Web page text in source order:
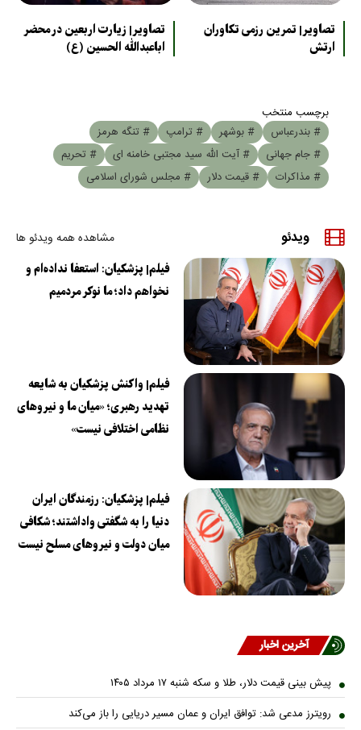
تصاویر| تمرین رزمی تکاوران
ارتش
تصاویر| زیارت اربعین در محضر
اباعبدالله الحسین (ع)
برچسب منتخب
# بندرعباس
# بوشهر # ترامپ
# تنگه هرمز
# جام جهانی
# آیت الله سید مجتبی خامنه ای
# تحریم
# مذاکرات
# قیمت دلار # مجلس شورای اسلامی
ویدئو مشاهده همه ویدئو ها
فیلم| پزشکیان: استعفا نداده‌ام و
نخواهم داد؛ ما نوکر مردمیم
فیلم| واکنش پزشکیان به شایعه
تهدید رهبری؛ «میان ما و نیروهای
نظامی اختلافی نیست»
فیلم| پزشکیان: رزمندگان ایران
دنیا را به شگفتی واداشتند؛ شکافی
میان دولت و نیروهای مسلح نیست
آخرین اخبار
پیش بینی قیمت دلار، طلا و سکه شنبه ۱۷ مرداد ۱۴۰۵
رویترز مدعی شد: توافق ایران و عمان مسیر دریایی را باز می‌کند